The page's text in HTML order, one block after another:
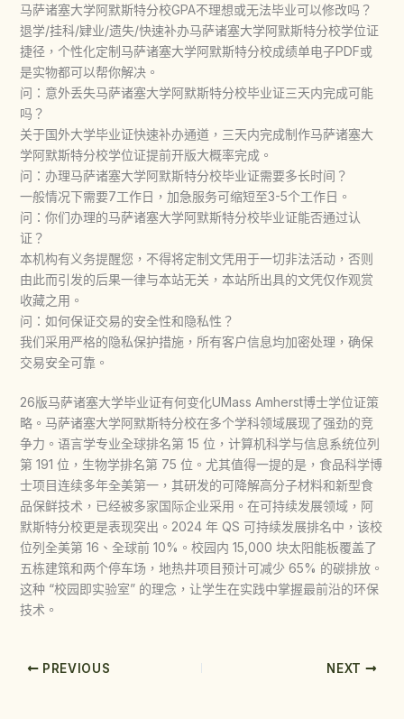
马萨诸塞大学阿默斯特分校GPA不理想或无法毕业可以修改吗？
退学/挂科/肄业/遗失/快速补办马萨诸塞大学阿默斯特分校学位证
捷径，个性化定制马萨诸塞大学阿默斯特分校成绩单电子PDF或
是实物都可以帮你解决。
问：意外丢失马萨诸塞大学阿默斯特分校毕业证三天内完成可能
吗？
关于国外大学毕业证快速补办通道，三天内完成制作马萨诸塞大
学阿默斯特分校学位证提前开版大概率完成。
问：办理马萨诸塞大学阿默斯特分校毕业证需要多长时间？
一般情况下需要7工作日，加急服务可缩短至3-5个工作日。
问：你们办理的马萨诸塞大学阿默斯特分校毕业证能否通过认
证？
本机构有义务提醒您，不得将定制文凭用于一切非法活动，否则
由此而引发的后果一律与本站无关，本站所出具的文凭仅作观赏
收藏之用。
问：如何保证交易的安全性和隐私性？
我们采用严格的隐私保护措施，所有客户信息均加密处理，确保
交易安全可靠。
26版马萨诸塞大学毕业证有何变化UMass Amherst博士学位证策
略。马萨诸塞大学阿默斯特分校在多个学科领域展现了强劲的竞
争力。语言学专业全球排名第 15 位，计算机科学与信息系统位列
第 191 位，生物学排名第 75 位。尤其值得一提的是，食品科学博
士项目连续多年全美第一，其研发的可降解高分子材料和新型食
品保鲜技术，已经被多家国际企业采用。在可持续发展领域，阿
默斯特分校更是表现突出。2024 年 QS 可持续发展排名中，该校
位列全美第 16、全球前 10%。校园内 15,000 块太阳能板覆盖了
五栋建筑和两个停车场，地热井项目预计可减少 65% 的碳排放。
这种 “校园即实验室” 的理念，让学生在实践中掌握最前沿的环保
技术。
PREVIOUS NEXT